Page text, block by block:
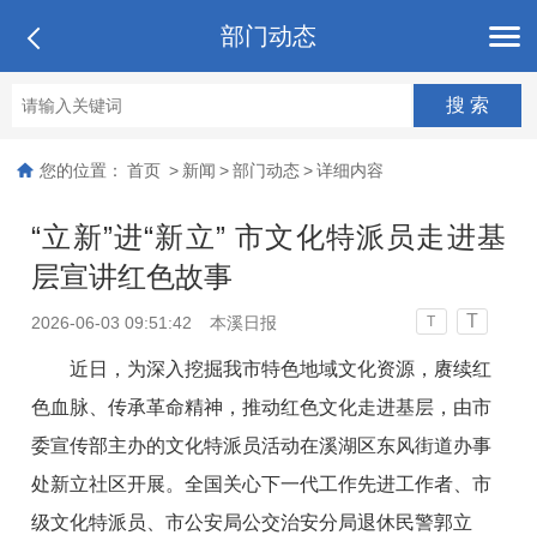
部门动态
您的位置： 首页 > 新闻 > 部门动态 > 详细内容
“立新”进“新立” 市文化特派员走进基
层宣讲红色故事
2026-06-03 09:51:42 本溪日报 T T
近日，为深入挖掘我市特色地域文化资源，赓续红
色血脉、传承革命精神，推动红色文化走进基层，由市
委宣传部主办的文化特派员活动在溪湖区东风街道办事
处新立社区开展。全国关心下一代工作先进工作者、市
级文化特派员、市公安局公交治安分局退休民警郭立